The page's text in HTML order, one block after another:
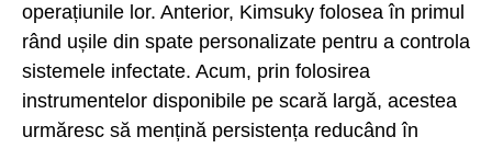
operațiunile lor. Anterior, Kimsuky folosea în primul
rând ușile din spate personalizate pentru a controla
sistemele infectate. Acum, prin folosirea
instrumentelor disponibile pe scară largă, acestea
urmăresc să mențină persistența reducând în